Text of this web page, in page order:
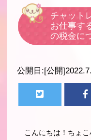
チャット
お仕事す
の税金に
公開日:[公開
こんにちは！ちょ